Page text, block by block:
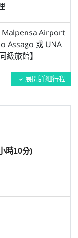
Malpensa Airport
Assago 或 UNA
級旅館】
expand_more 展開詳細行程
時10分)